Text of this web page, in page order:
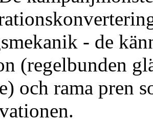
- de
(regelbunden
och rama pren